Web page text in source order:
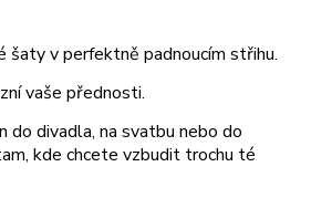
šaty v perfektně padnoucím střihu.
vaše přednosti.
do divadla, na svatbu nebo do
kde chcete vzbudit trochu té